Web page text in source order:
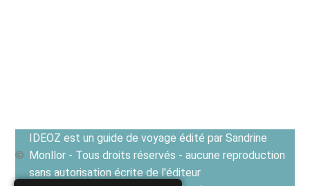
IDEOZ est un guide de voyage édité par Sandrine
Monllor - Tous droits réservés - aucune reproduction
sans autorisation écrite de l'éditeur